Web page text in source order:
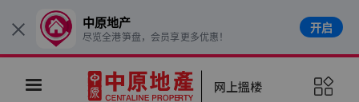
网上搵楼
× 中原地产
尽览全港笋盘，会员享更多优惠！
开启